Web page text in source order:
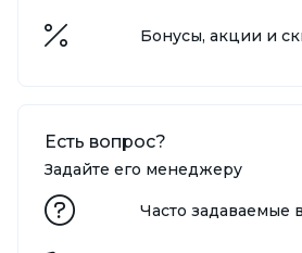
Бонусы, акции и
Есть вопрос?
Задайте его менеджеру
Часто задаваемые